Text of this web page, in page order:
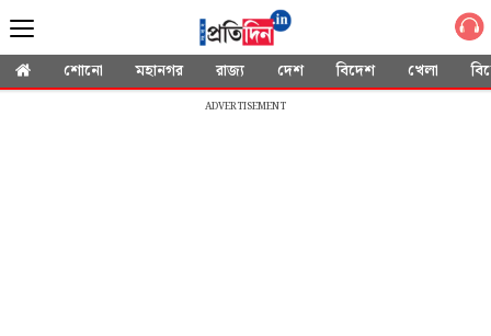
শোনো মহানগর রাজ্য দেশ বিদেশ খেলা
ADVERTISEMENT